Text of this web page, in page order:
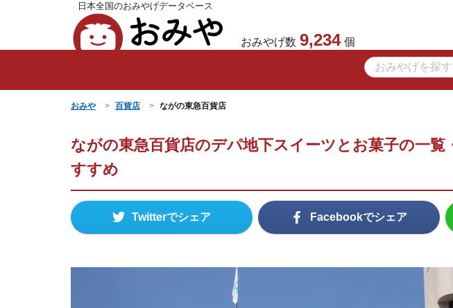
日本全国のおみやげデータベース
おみやげ数 9,234 個
おみや 百貨店 ながの東急百貨店
ながの東急百貨店のデパ地下スイーツとお菓子の一覧
すすめ
Twitterでシェア Facebookでシェア